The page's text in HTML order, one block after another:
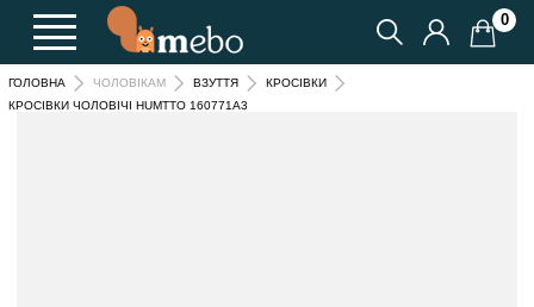
0
ГОЛОВНА ЧОЛОВІКАМ ВЗУТТЯ
КРОСІВКИ
КРОСІВКИ ЧОЛОВІЧІ HUMTTO 160771A3